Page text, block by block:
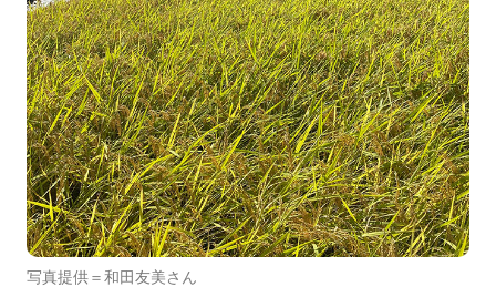
写真提供＝和田友美さん